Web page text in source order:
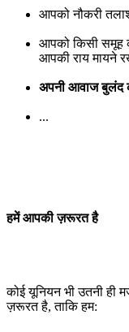
आपको नौकरी
आपको किसी समूह
आपकी राय मायने
अपनी आवाज बुलंद
...
हमें आपकी ज़रूरत है
कोई यूनियन भी उतनी ही
ज़रूरत है, ताकि हम: